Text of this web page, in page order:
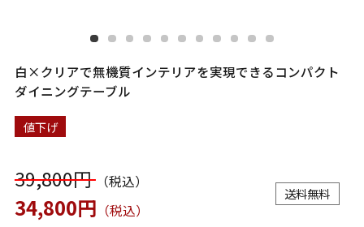
白×クリアで無機質インテリアを実現できるコンパクト
ダイニングテーブル
値下げ
39,800円（税込）
34,800円 （税込）
送料無料